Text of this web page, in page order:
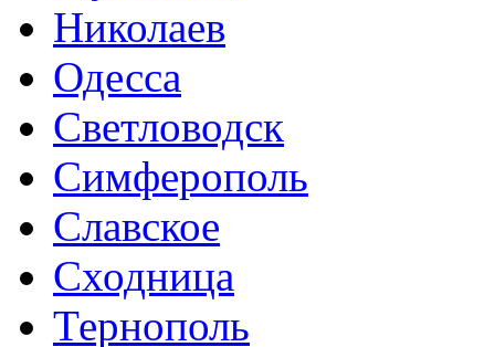
Николаев
Одесса
Светловодск
Симферополь
Славское
Сходница
Тернополь